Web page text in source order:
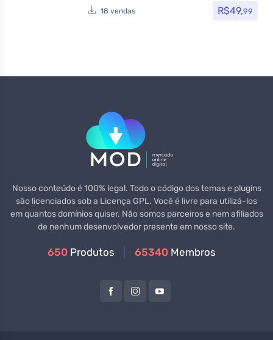
Venda de carros
18 vendas R$49,99
Nosso conteúdo é 100% legal. Todo o código dos temas e plugins
são licenciados sob a Licença GPL. Você é livre para utilizá-los
em quantos domínios quiser. Não somos parceiros e nem afiliados
de nenhum desenvolvedor presente em nosso site.
650 Produtos 65340 Membros